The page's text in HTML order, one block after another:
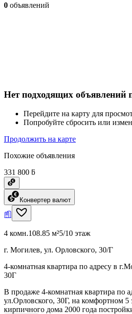
0 объявлений
Нет подходящих объявлений
Перейдите на карту для
Попробуйте сбросить или
Продолжить на карте
Похожие объявления
331 800 ƃ
Конвертер валют
4 комн.108.85 м²5/10 этаж
г. Могилев, ул. Орловского, 30/Г
4-комнатная квартира по адресу в
30Г
В продаже 4-комнатная квартира по
ул.Орловского, 30Г, на комфортном 5
кирпичного дома 2000 года